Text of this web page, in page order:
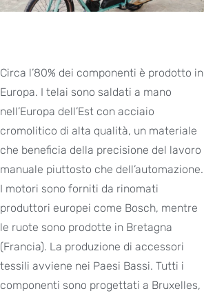
Circa l’80% dei componenti è prodotto in
Europa. I telai sono saldati a mano
nell’Europa dell’Est con acciaio
cromolitico di alta qualità, un materiale
che beneficia della precisione del lavoro
manuale piuttosto che dell’automazione.
I motori sono forniti da rinomati
produttori europei come Bosch, mentre
le ruote sono prodotte in Bretagna
(Francia). La produzione di accessori
tessili avviene nei Paesi Bassi. Tutti i
componenti sono progettati a Bruxelles,